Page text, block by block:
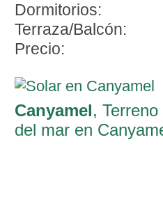
Dormitorios:
Terraza/Balcón:
Precio:
Canyamel,
del mar en